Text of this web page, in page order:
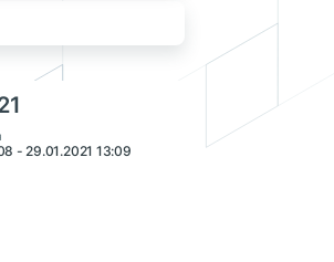
- 29.01.2021 13:09